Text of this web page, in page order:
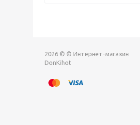
2026 © © Интернет-магазин
DonKihot